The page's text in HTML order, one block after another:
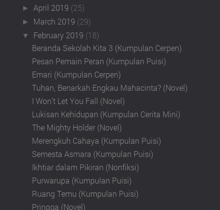
►April 2019 (25)
► March 2019 (29)
▼ February 2019 (18)
Beranda Sekolah Kita 3 (Kumpulan Cerpen)
Pesan Pemain Peran (Kumpulan Puisi)
Emari (Kumpulan Cerpen)
Tuhan, Benarkah Engkau Mahacinta? (Novel)
I Won’t Let You Fall (Novel)
Lukisan Kehidupan (Kumpulan Cerita Mini)
The Mighty Holder (Novel)
Merengkuh Cahaya (Kumpulan Puisi)
Semesta Asmara (Kumpulan Puisi)
Ikhtiar dalam Pikiran (Nonfiksi)
Purwarupa (Kumpulan Puisi)
Ruang Temu (Kumpulan Puisi)
Pringga (Novel)